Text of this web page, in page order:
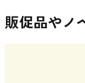
販促品やノ